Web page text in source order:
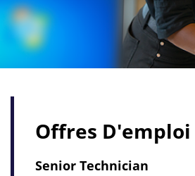
Offres D'emploi
Senior Technician